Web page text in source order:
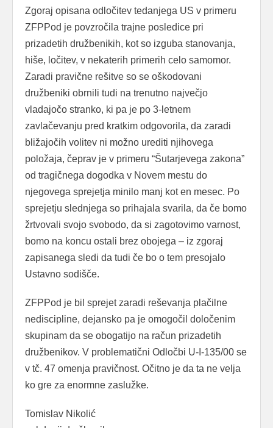
Zgoraj opisana odločitev tedanjega US v primeru
ZFPPod je povzročila trajne posledice pri
prizadetih družbenikih, kot so izguba stanovanja,
hiše, ločitev, v nekaterih primerih celo samomor.
Zaradi pravične rešitve so se oškodovani
družbeniki obrnili tudi na trenutno največjo
vladajočo stranko, ki pa je po 3-letnem
zavlačevanju pred kratkim odgovorila, da zaradi
bližajočih volitev ni možno urediti njihovega
položaja, čeprav je v primeru “Šutarjevega zakona”
od tragičnega dogodka v Novem mestu do
njegovega sprejetja minilo manj kot en mesec. Po
sprejetju slednjega so prihajala svarila, da če bomo
žrtvovali svojo svobodo, da si zagotovimo varnost,
bomo na koncu ostali brez obojega – iz zgoraj
zapisanega sledi da tudi če bo o tem presojalo
Ustavno sodišče.
ZFPPod je bil sprejet zaradi reševanja plačilne
nediscipline, dejansko pa je omogočil določenim
skupinam da se obogatijo na račun prizadetih
družbenikov. V problematični Odločbi U-I-135/00 se
v tč. 47 omenja pravičnost. Očitno je da ta ne velja
ko gre za enormne zaslužke.
Tomislav Nikolić